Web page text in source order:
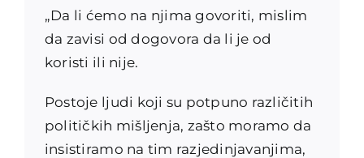
„Da li ćemo na njima govoriti, mislim
da zavisi od dogovora da li je od
koristi ili nije.
Postoje ljudi koji su potpuno različitih
političkih mišljenja, zašto moramo da
insistiramo na tim razjedinjavanjima,